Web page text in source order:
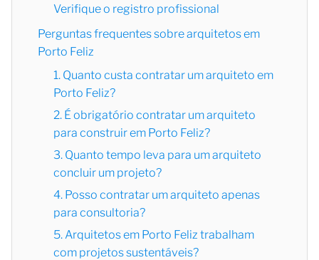
Verifique o registro profissional
Perguntas frequentes sobre arquitetos em
Porto Feliz
1. Quanto custa contratar um arquiteto em
Porto Feliz?
2. É obrigatório contratar um arquiteto
para construir em Porto Feliz?
3. Quanto tempo leva para um arquiteto
concluir um projeto?
4. Posso contratar um arquiteto apenas
para consultoria?
5. Arquitetos em Porto Feliz trabalham
com projetos sustentáveis?